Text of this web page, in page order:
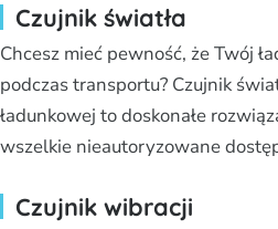
Czujnik światła
Chcesz mieć pewność, że Twój
podczas transportu? Czujnik
ładunkowej to doskonałe
wszelkie nieautoryzowane
Czujnik wibracji